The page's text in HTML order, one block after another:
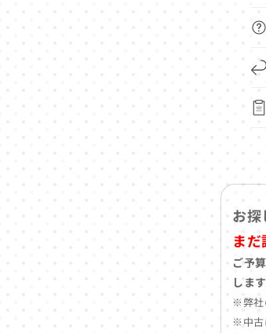
お探
まだ
ご予
します
※弊社
※中古